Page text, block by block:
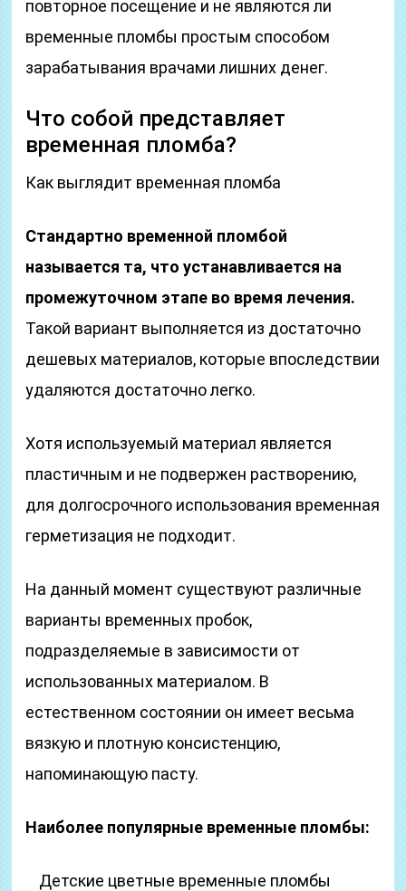
повторное посещение и не являются ли
временные пломбы простым способом
зарабатывания врачами лишних денег.
Что собой представляет
временная пломба?
Как выглядит временная пломба
Стандартно временной пломбой
называется та, что устанавливается на
промежуточном этапе во время лечения.
Такой вариант выполняется из достаточно
дешевых материалов, которые впоследствии
удаляются достаточно легко.
Хотя используемый материал является
пластичным и не подвержен растворению,
для долгосрочного использования временная
герметизация не подходит.
На данный момент существуют различные
варианты временных пробок,
подразделяемые в зависимости от
использованных материалом. В
естественном состоянии он имеет весьма
вязкую и плотную консистенцию,
напоминающую пасту.
Наиболее популярные временные пломбы:
Детские цветные временные пломбы